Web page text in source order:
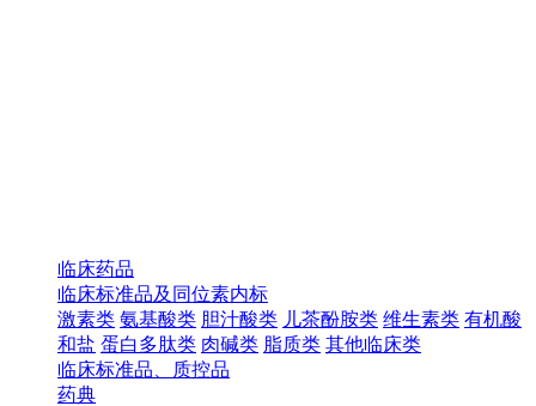
临床药品
临床标准品及同位素内标
激素类 氨基酸类 胆汁酸类 儿茶酚胺类 维生素类 有机酸
和盐 蛋白多肽类 肉碱类 脂质类 其他临床类
临床标准品、质控品
药典